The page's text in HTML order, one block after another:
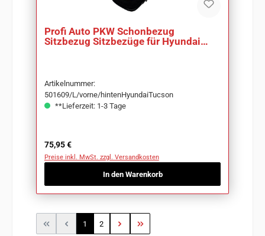
Profi Auto PKW Schonbezug
Sitzbezug Sitzbezüge für Hyundai
Artikelnummer:
501609/L/vorne/hintenHyundaiTucson
**Lieferzeit: 1-3 Tage
Regulärer Preis:
75,95 €
Preise inkl. MwSt. zzgl. Versandkosten
In den Warenkorb
Seite
1 Seite
2